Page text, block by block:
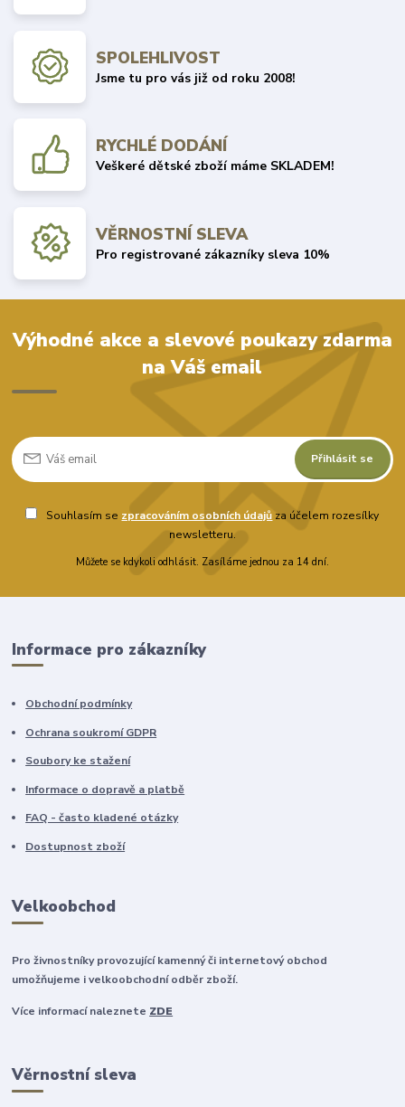
SPOLEHLIVOST
Jsme tu pro vás již od roku 2008!
RYCHLÉ DODÁNÍ
Veškeré dětské zboží máme SKLADEM!
VĚRNOSTNÍ SLEVA
Pro registrované zákazníky sleva 10%
Výhodné akce a slevové poukazy zdarma
na Váš email
Přihlásit se
Souhlasím se zpracováním osobních údajů za účelem rozesílky
newsletteru.
Můžete se kdykoli odhlásit. Zasíláme jednou za 14 dní.
Informace pro zákazníky
Obchodní podmínky
Ochrana soukromí GDPR
Soubory ke stažení
Informace o dopravě a platbě
FAQ - často kladené otázky
Dostupnost zboží
Velkoobchod
Pro živnostníky provozující kamenný či internetový obchod
umožňujeme i velkoobchodní odběr zboží.
Více informací naleznete ZDE
Věrnostní sleva